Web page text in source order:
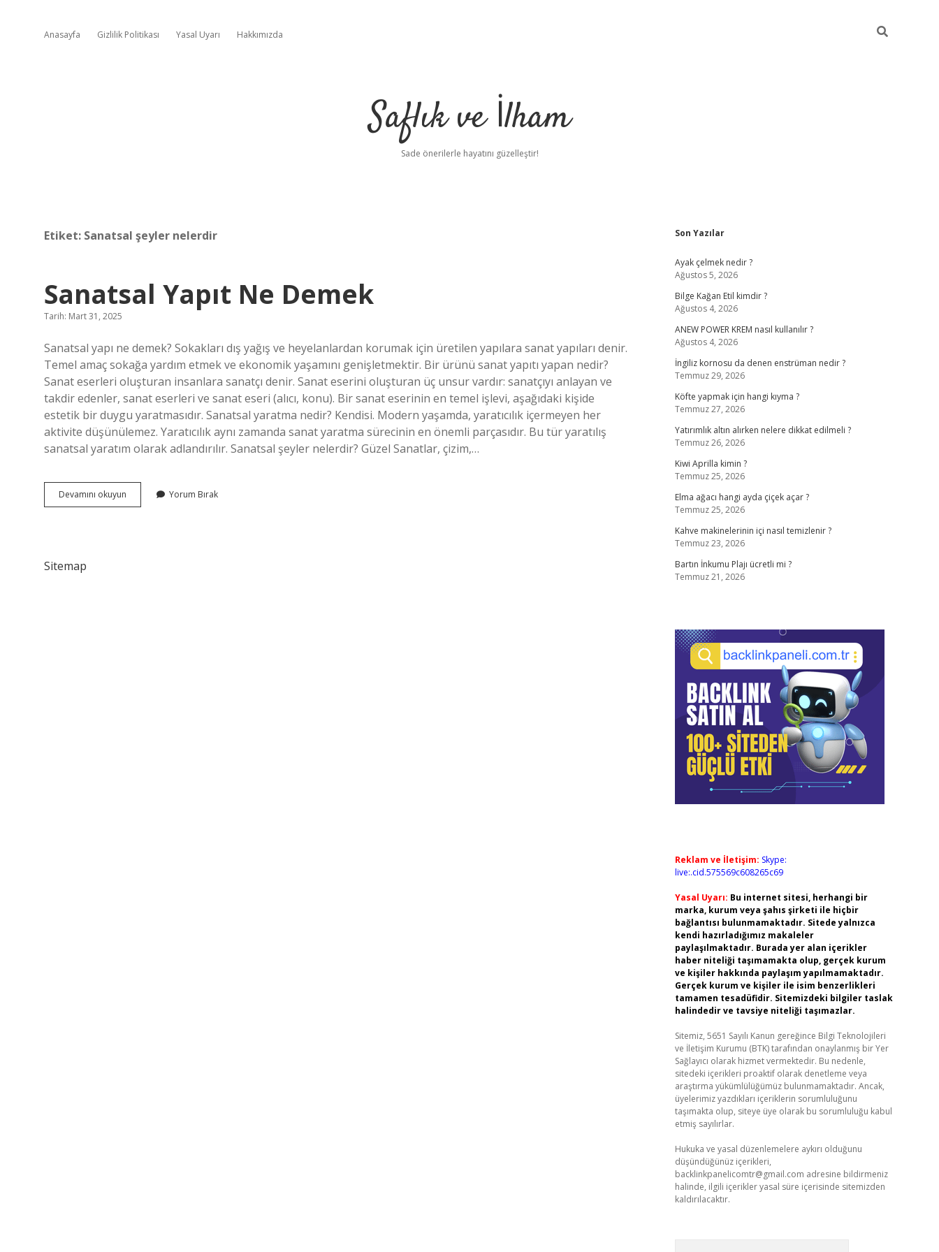
Anasayfa Gizlilik Politikası Yasal Uyarı Hakkımızda
Saflık ve İlham
Sade önerilerle hayatını güzelleştir!
Etiket: Sanatsal şeyler nelerdir
Sanatsal Yapıt Ne Demek
Tarih: Mart 31, 2025
Sanatsal yapı ne demek? Sokakları dış yağış ve heyelanlardan korumak için üretilen yapılara sanat yapıları denir.
Temel amaç sokağa yardım etmek ve ekonomik yaşamını genişletmektir. Bir ürünü sanat yapıtı yapan nedir?
Sanat eserleri oluşturan insanlara sanatçı denir. Sanat eserini oluşturan üç unsur vardır: sanatçıyı anlayan ve
takdir edenler, sanat eserleri ve sanat eseri (alıcı, konu). Bir sanat eserinin en temel işlevi, aşağıdaki kişide
estetik bir duygu yaratmasıdır. Sanatsal yaratma nedir? Kendisi. Modern yaşamda, yaratıcılık içermeyen her
aktivite düşünülemez. Yaratıcılık aynı zamanda sanat yaratma sürecinin en önemli parçasıdır. Bu tür yaratılış
sanatsal yaratım olarak adlandırılır. Sanatsal şeyler nelerdir? Güzel Sanatlar, çizim,…
Devamını okuyun Sanatsal
Yapıt
Yorum Bırak
Sitemap
Sidebar
Son Yazılar
Ayak çelmek nedir ?
Ağustos 5, 2026
Bilge Kağan Etil kimdir ?
Ağustos 4, 2026
ANEW POWER KREM nasıl kullanılır ?
Ağustos 4, 2026
İngiliz kornosu da denen enstrüman nedir ?
Temmuz 29, 2026
Köfte yapmak için hangi kıyma ?
Temmuz 27, 2026
Yatırımlık altın alırken nelere dikkat edilmeli ?
Temmuz 26, 2026
Kiwi Aprilla kimin ?
Temmuz 25, 2026
Elma ağacı hangi ayda çiçek açar ?
Temmuz 25, 2026
Kahve makinelerinin içi nasıl temizlenir ?
Temmuz 23, 2026
Bartın İnkumu Plajı ücretli mi ?
Temmuz 21, 2026
Reklam ve İletişim: Skype:
live:.cid.575569c608265c69
Yasal Uyarı: Bu internet sitesi, herhangi bir
marka, kurum veya şahıs şirketi ile hiçbir
bağlantısı bulunmamaktadır. Sitede yalnızca
kendi hazırladığımız makaleler
paylaşılmaktadır. Burada yer alan içerikler
haber niteliği taşımamakta olup, gerçek kurum
ve kişiler hakkında paylaşım yapılmamaktadır.
Gerçek kurum ve kişiler ile isim benzerlikleri
tamamen tesadüfidir. Sitemizdeki bilgiler taslak
halindedir ve tavsiye niteliği taşımazlar.
Sitemiz, 5651 Sayılı Kanun gereğince Bilgi Teknolojileri
ve İletişim Kurumu (BTK) tarafından onaylanmış bir Yer
Sağlayıcı olarak hizmet vermektedir. Bu nedenle,
sitedeki içerikleri proaktif olarak denetleme veya
araştırma yükümlülüğümüz bulunmamaktadır. Ancak,
üyelerimiz yazdıkları içeriklerin sorumluluğunu
taşımakta olup, siteye üye olarak bu sorumluluğu kabul
etmiş sayılırlar.
Hukuka ve yasal düzenlemelere aykırı olduğunu
düşündüğünüz içerikleri,
backlinkpanelicomtr@gmail.com adresine bildirmeniz
halinde, ilgili içerikler yasal süre içerisinde sitemizden
kaldırılacaktır.